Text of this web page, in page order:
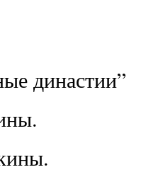
династии”